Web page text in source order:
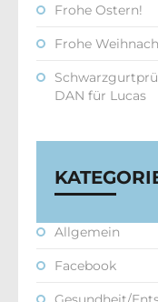
Frohe Ostern!
Frohe
DAN für Lucas
Allgemein
Facebook